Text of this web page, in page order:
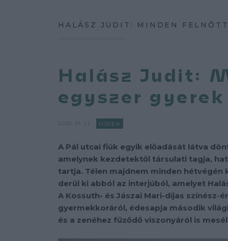
HALÁSZ JUDIT: MINDEN
Halász Judit:
egyszer gyerek
HÍREK
A Pál utcai fiúk egyik előadását látva
amelynek kezdetektől társulati tagja,
tartja. Télen majdnem minden
derül ki abból az interjúból, amelyet
A Kossuth- és Jászai Mari-díjas színész-
gyermekkoráról, édesapja második
és a zenéhez fűződő viszonyáról is